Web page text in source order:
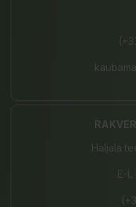
Haljala
E-L